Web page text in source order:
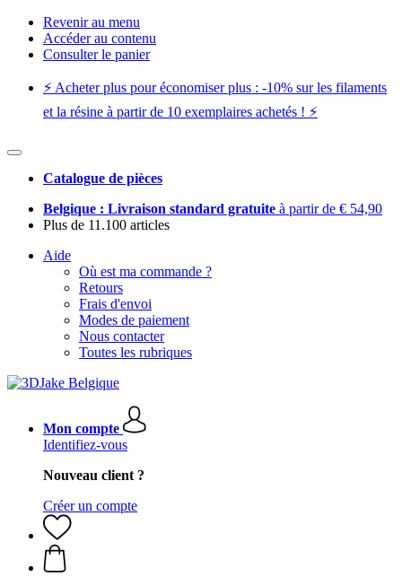
Revenir au menu
Accéder au contenu
Consulter le panier
⚡️ Acheter plus pour économiser plus : -10% sur les filaments
et la résine à partir de 10 exemplaires achetés ! ⚡️
Catalogue de pièces
Belgique : Livraison standard gratuite à partir de € 54,90
Plus de 11.100 articles
Aide
Où est ma commande ?
Retours
Frais d'envoi
Modes de paiement
Nous contacter
Toutes les rubriques
Mon compte
Identifiez-vous
Nouveau client ?
Créer un compte